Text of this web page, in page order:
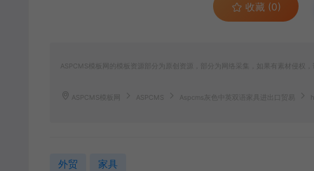
收藏 (0)
ASPCMS模板网的模板资源部分为原创资源，部分为网络采集，如果有素材侵权
ASPCMS模板网 ASPCMS Aspcms灰色中英双语家具进出口贸易
外贸 家具